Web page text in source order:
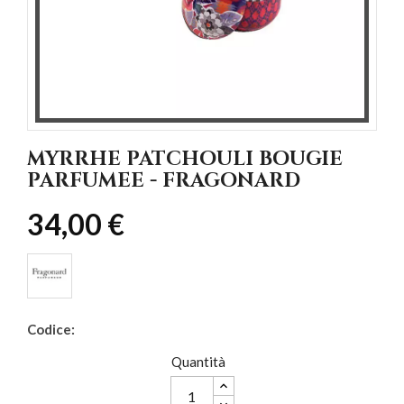
MYRRHE PATCHOULI BOUGIE
PARFUMEE - FRAGONARD
34,00 €
Codice:
Quantità